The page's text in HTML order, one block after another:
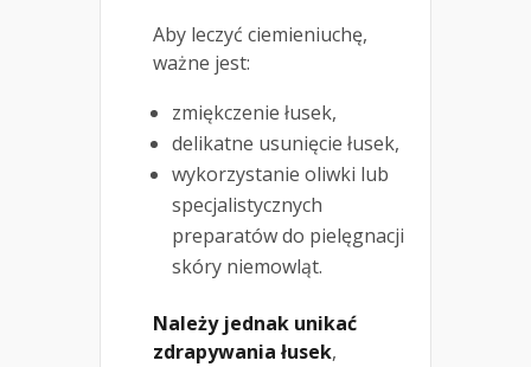
Aby leczyć ciemieniuchę,
ważne jest:
zmiękczenie łusek,
delikatne usunięcie łusek,
wykorzystanie oliwki lub
specjalistycznych
preparatów do pielęgnacji
skóry niemowląt.
Należy jednak unikać
zdrapywania łusek,